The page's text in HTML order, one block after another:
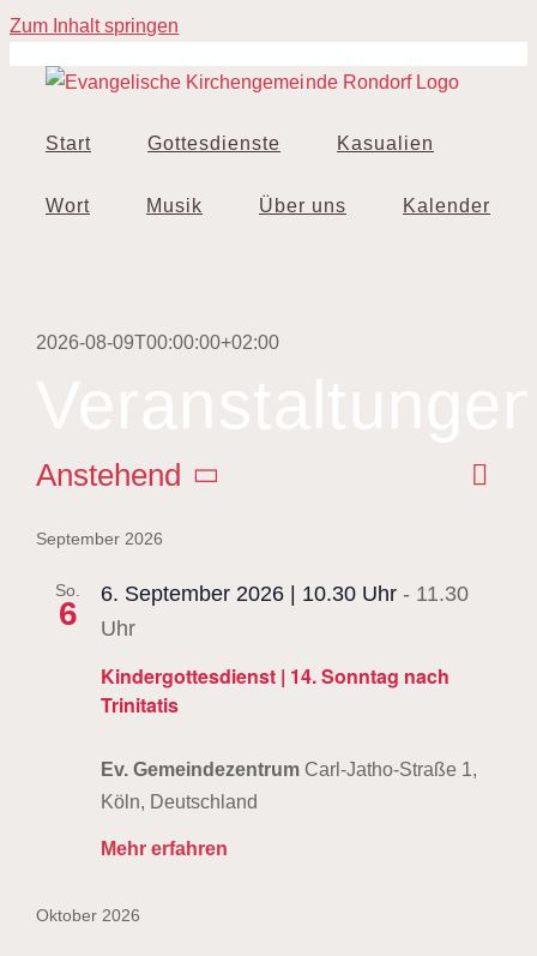
Zum Inhalt springen
Start Gottesdienste Kasualien
Wort Musik Über uns Kalender
2026-08-09T00:00:00+02:00
Liste
Anstehend
wählen.
September 2026
So.
6
Kindergottesdienst | 14. Sonntag nach
Trinitatis
6. September 2026 | 10.30 Uhr - 11.30
Uhr
Ev. Gemeindezentrum Carl-Jatho-Straße 1,
Köln, Deutschland
Mehr erfahren
Oktober 2026